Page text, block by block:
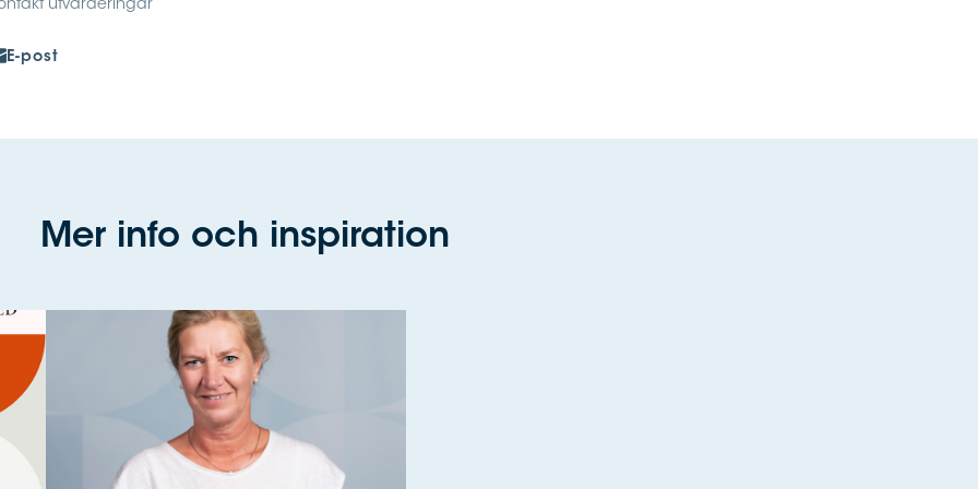
utvärderingar
E-post
Mer info och inspiration